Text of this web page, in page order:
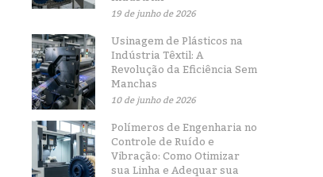
19 de junho de 2026
Usinagem de Plásticos na
Indústria Têxtil: A
Revolução da Eficiência Sem
Manchas
10 de junho de 2026
Polímeros de Engenharia no
Controle de Ruído e
Vibração: Como Otimizar
sua Linha e Adequar sua